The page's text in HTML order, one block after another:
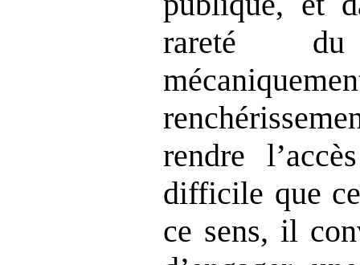
rareté
rendre
difficile que
ce sens, il